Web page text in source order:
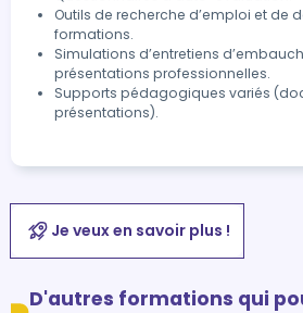
Outils de recherche d’emploi et de
formations.
Simulations d’entretiens
présentations professionnelles.
Supports pédagogiques variés
présentations).
Je veux en savoir plus !
D'autres formations qui